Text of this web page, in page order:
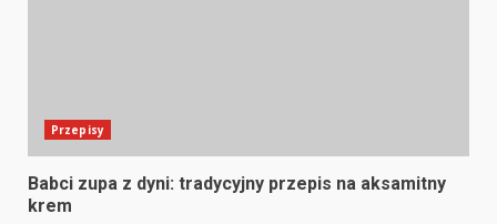
Przepisy
Babci zupa z dyni: tradycyjny przepis na aksamitny
krem